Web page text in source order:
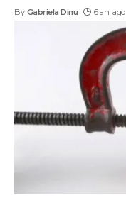
By Gabriela Dinu 6 ani ago